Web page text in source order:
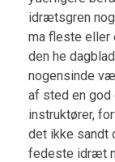
idrætsgren
ma fleste eller
den he
nogensinde
af sted en god
instruktører,
det ikke sandt
fedeste idræt